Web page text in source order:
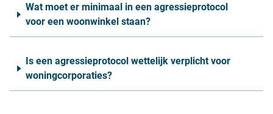
Wat moet er minimaal in een agressieprotocol
voor een woonwinkel staan?
Is een agressieprotocol wettelijk verplicht voor
woningcorporaties?